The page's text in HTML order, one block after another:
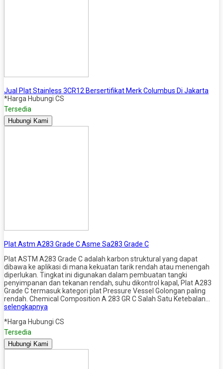
Jual Plat Stainless 3CR12 Bersertifikat Merk Columbus Di Jakarta
*Harga Hubungi CS
Tersedia
Hubungi Kami
Plat Astm A283 Grade C Asme Sa283 Grade C
Plat ASTM A283 Grade C adalah karbon struktural yang dapat
dibawa ke aplikasi di mana kekuatan tarik rendah atau menengah
diperlukan. Tingkat ini digunakan dalam pembuatan tangki
penyimpanan dan tekanan rendah, suhu dikontrol kapal, Plat A283
Grade C termasuk kategori plat Pressure Vessel Golongan paling
rendah. Chemical Composition A 283 GR C Salah Satu Ketebalan…
selengkapnya
*Harga Hubungi CS
Tersedia
Hubungi Kami